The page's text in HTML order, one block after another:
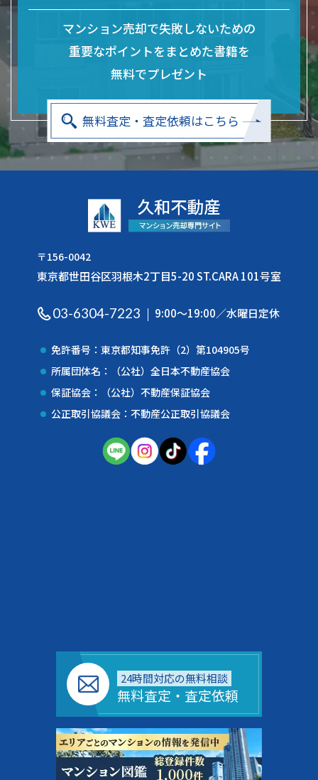
マンション売却で失敗しないための
重要なポイントをまとめた書籍を
無料でプレゼント
無料査定・査定依頼はこちら
〒156-0042
東京都世田谷区羽根木2丁目5-20 ST.CARA 101号室
03-6304-7223 9:00〜19:00／水曜日定休
免許番号：東京都知事免許（2）第104905号
所属団体名：（公社）全日本不動産協会
保証協会：（公社）不動産保証協会
公正取引協議会：不動産公正取引協議会
24時間対応の無料相談
無料査定・査定依頼